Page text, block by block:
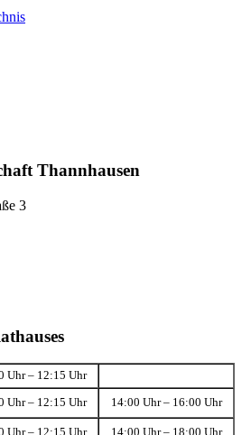
Thannhausen
3
Uhr – 12:15 Uhr
Uhr – 12:15 Uhr 14:00 Uhr – 16:00 Uhr